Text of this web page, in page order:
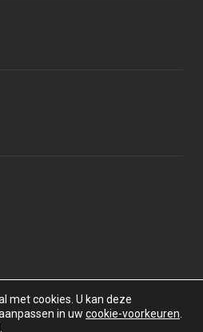
bv. Alle rechten
met cookies. U kan deze
in uw cookie-voorkeuren